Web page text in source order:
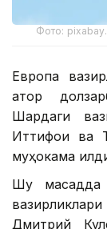
Фото:
Европа
қатор
Шарқдаги
Иттифоқи ва
муҳокама
Шу
Дмитрий